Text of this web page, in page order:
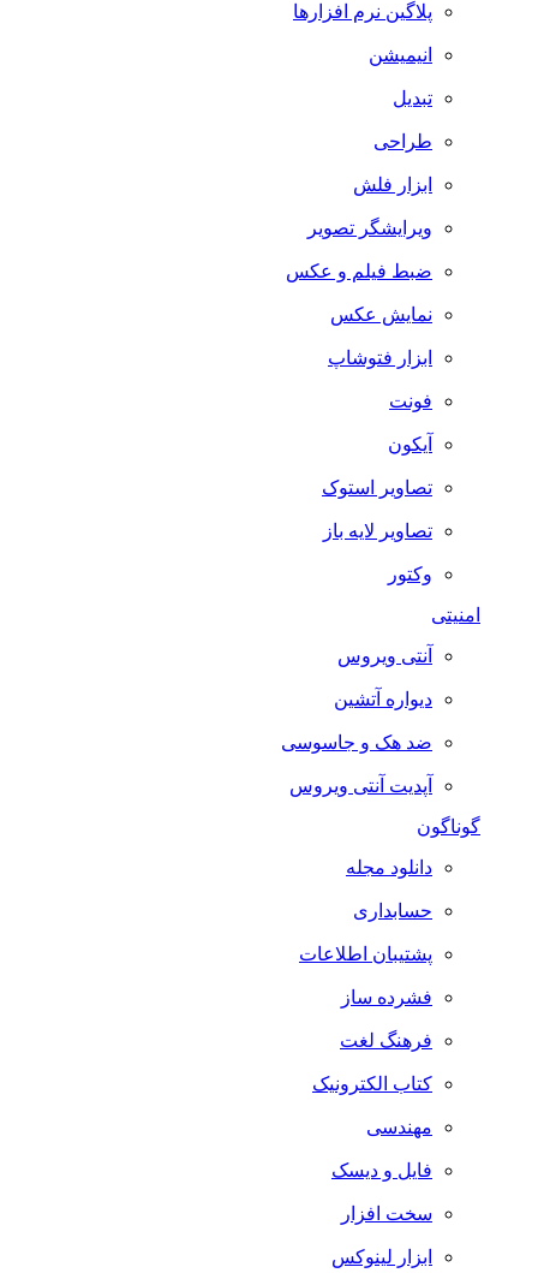
پلاگین نرم افزارها
انیمیشن
تبدیل
طراحی
ابزار فلش
ویرایشگر تصویر
ضبط فيلم و عكس
نمایش عکس
ابزار فتوشاپ
فونت
آیکون
تصاویر استوک
تصاویر لایه باز
وکتور
امنیتی
آنتی ویروس
دیواره آتشین
ضد هک و جاسوسی
آپدیت آنتی ویروس
گوناگون
دانلود مجله
حسابداری
پشتیبان اطلاعات
فشرده ساز
فرهنگ لغت
کتاب الکترونیک
مهندسی
فایل و دیسک
سخت افزار
ابزار لینوکس